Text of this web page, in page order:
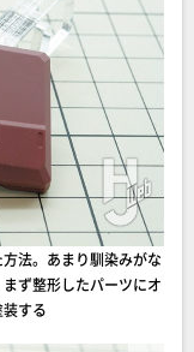
法。あまり馴染みがな
ず整形したパーツにオ
する